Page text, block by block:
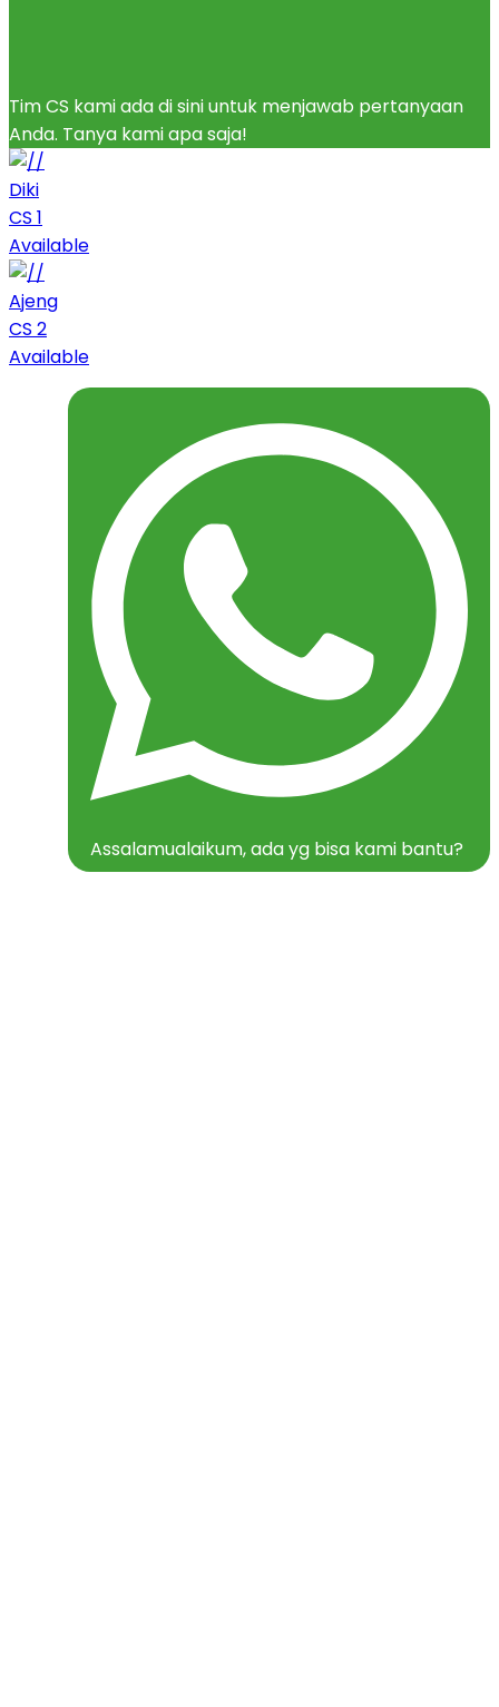
Tim CS kami ada di sini untuk menjawab pertanyaan
Anda. Tanya kami apa saja!
Diki
CS 1
Available
Ajeng
CS 2
Available
Assalamualaikum, ada yg bisa kami bantu?